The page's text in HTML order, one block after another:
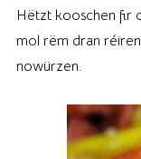
Hëtzt kooschen fir
mol rëm dran
nowürzen.